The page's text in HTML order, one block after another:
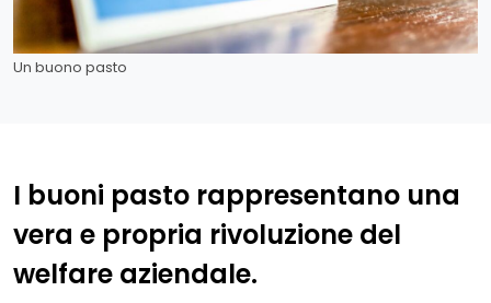
Un buono pasto
I buoni pasto rappresentano una
vera e propria rivoluzione del
welfare aziendale.